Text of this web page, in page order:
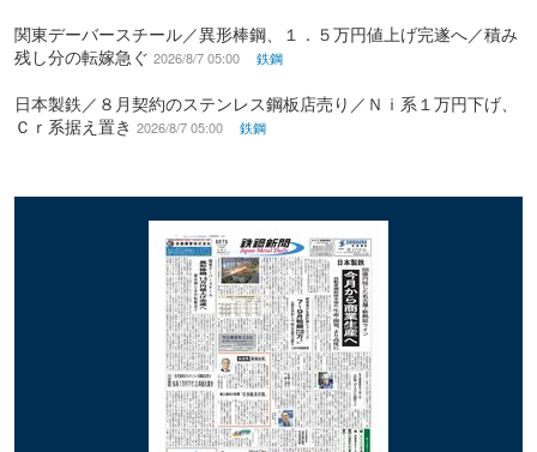
関東デーバースチール／異形棒鋼、１．５万円値上げ完遂へ／積み
残し分の転嫁急ぐ 2026/8/7 05:00 鉄鋼
日本製鉄／８月契約のステンレス鋼板店売り／Ｎｉ系１万円下げ、
Ｃｒ系据え置き 2026/8/7 05:00 鉄鋼